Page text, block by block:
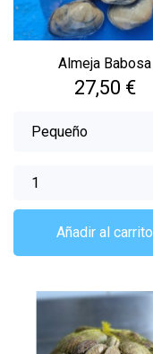
Almeja Babosa
Precio
27,50 €
Añadir al carrito